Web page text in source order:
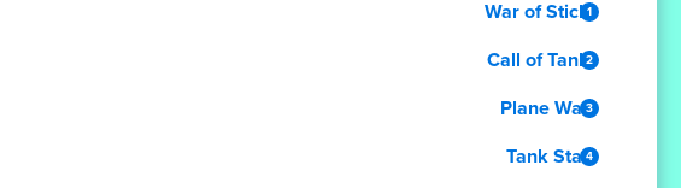
War of Sticks
Call of Tanks
Plane Wars
Tank Stars